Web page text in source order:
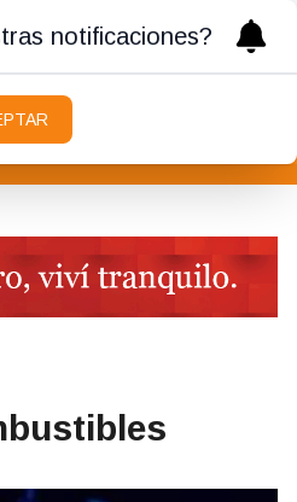
notificaciones?